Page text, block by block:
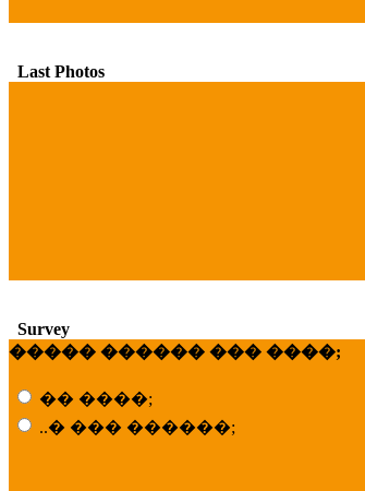
Last Photos
Survey
����� ������ ��� ����;
�� ����;
..� ��� ������;